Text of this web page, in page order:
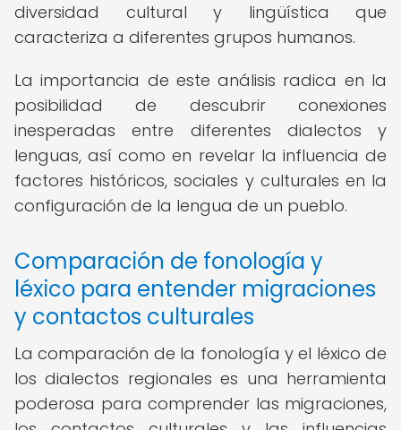
diversidad cultural y lingüística que
caracteriza a diferentes grupos humanos.
La importancia de este análisis radica en la
posibilidad de descubrir conexiones
inesperadas entre diferentes dialectos y
lenguas, así como en revelar la influencia de
factores históricos, sociales y culturales en la
configuración de la lengua de un pueblo.
Comparación de fonología y
léxico para entender migraciones
y contactos culturales
La comparación de la fonología y el léxico de
los dialectos regionales es una herramienta
poderosa para comprender las migraciones,